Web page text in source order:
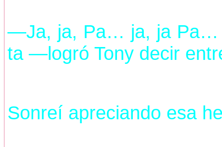
—Ja, ja, Pa… ja, ja Pa…
ta —logró Tony decir
Sonreí apreciando esa